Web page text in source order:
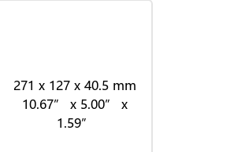
271 x 127 x 40.5 mm
10.67” x 5.00” x
1.59”